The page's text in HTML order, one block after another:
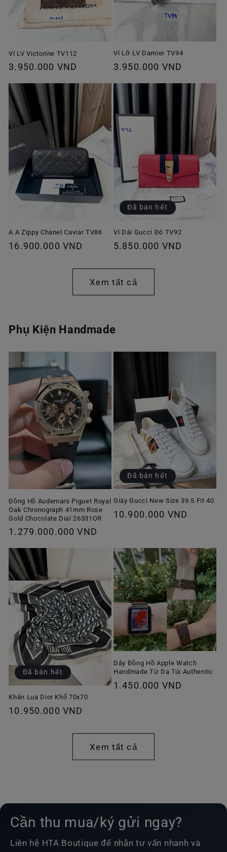
Ví LV Victorine TV112
Giá
thường
3.950.000 VND
Ví Lỡ LV Damier TV94
Giá
thường
3.950.000 VND
A A Zippy Chanel Caviar TV86
Giá
16.900.000 VND
Đã bán hết
Ví Dài Gucci Đỏ TV92
Giá
thường
5.850.000 VND
Xem tất cả
Phụ Kiện Handmade
Đồng Hồ Audemars Piguet Royal
Oak Chronograph 41mm Rose
Gold Chocolate Dial 26331OR
Giá
thường
1.279.000.000 VND
Đã bán hết
Giày Gucci New Size 39.5 Fit 40
Giá
10.900.000 VND
Đã bán hết
Khăn Lụa Dior Khổ 70x70
Giá
10.950.000 VND
Dây Đồng Hồ Apple Watch
Handmade Từ Da Túi Authentic
Giá
1.450.000 VND
Xem tất cả
Cần thu mua/ký gửi ngay?
Liên hệ HTA Boutique để nhận tư vấn nhanh và